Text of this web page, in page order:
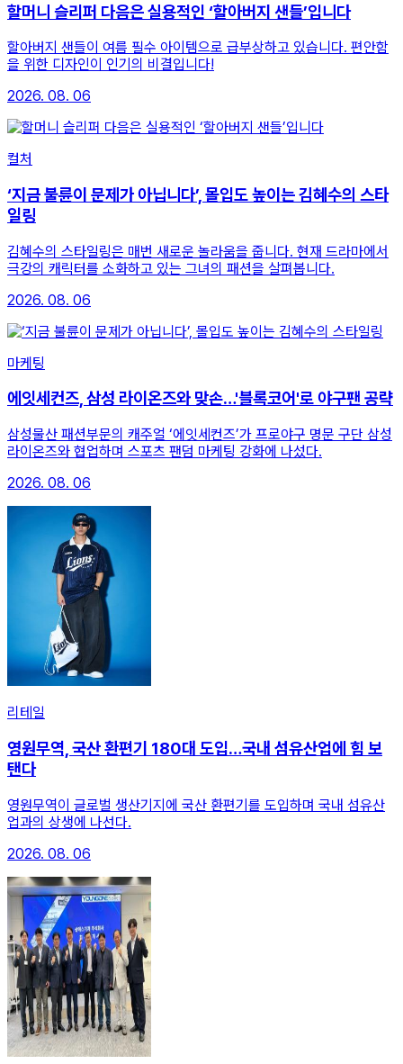
할머니 슬리퍼 다음은 실용적인 ‘할아버지 샌들’입니다
할아버지 샌들이 여름 필수 아이템으로 급부상하고 있습니다. 편안함
을 위한 디자인이 인기의 비결입니다!
2026. 08. 06
컬처
‘지금 불륜이 문제가 아닙니다’, 몰입도 높이는 김혜수의 스타
일링
김혜수의 스타일링은 매번 새로운 놀라움을 줍니다. 현재 드라마에서
극강의 캐릭터를 소화하고 있는 그녀의 패션을 살펴봅니다.
2026. 08. 06
마케팅
에잇세컨즈, 삼성 라이온즈와 맞손…'블록코어'로 야구팬 공략
삼성물산 패션부문의 캐주얼 ‘에잇세컨즈’가 프로야구 명문 구단 삼성
라이온즈와 협업하며 스포츠 팬덤 마케팅 강화에 나섰다.
2026. 08. 06
리테일
영원무역, 국산 환편기 180대 도입…국내 섬유산업에 힘 보
탠다
영원무역이 글로벌 생산기지에 국산 환편기를 도입하며 국내 섬유산
업과의 상생에 나선다.
2026. 08. 06